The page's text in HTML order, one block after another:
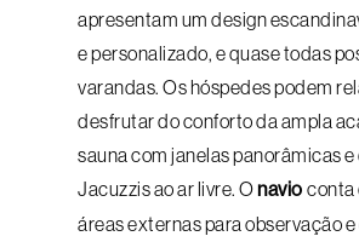
apresentam um design
e personalizado, e quase todas
varandas. Os hóspedes podem
desfrutar do conforto da ampla
sauna com janelas panorâmicas e
Jacuzzis ao ar livre. Onavio conta
áreas externas para observação